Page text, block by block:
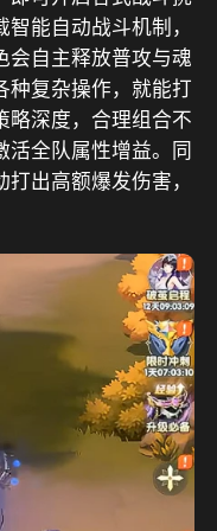
能自动战斗机制，
会自主释放普攻与魂
种复杂操作，就能打
略深度，合理组合不
活全队属性增益。同
出高额爆发伤害，